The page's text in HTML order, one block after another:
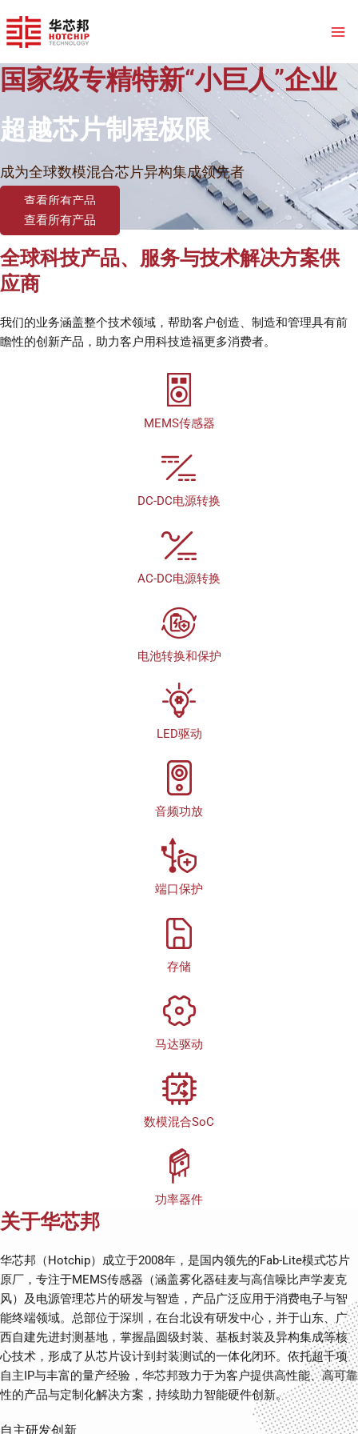
至
内
容国家级专精特新“小巨人”企业
超越芯片制程极限
成为全球数模混合芯片异构集成领先者
查看所有产品
查看所有产品
全球科技产品、服务与技术解决方案供
应商
我们的业务涵盖整个技术领域，帮助客户创造、制造和管理具有前
瞻性的创新产品，助力客户用科技造福更多消费者。
MEMS传感器
DC-DC电源转换
AC-DC电源转换
电池转换和保护
LED驱动
音频功放
端口保护
存储
马达驱动
数模混合SoC
功率器件
关于华芯邦
华芯邦（Hotchip）成立于2008年，是国内领先的Fab-Lite模式芯片
原厂，专注于MEMS传感器（涵盖雾化器硅麦与高信噪比声学麦克
风）及电源管理芯片的研发与智造，产品广泛应用于消费电子与智
能终端领域。总部位于深圳，在台北设有研发中心，并于山东、广
西自建先进封测基地，掌握晶圆级封装、基板封装及异构集成等核
心技术，形成了从芯片设计到封装测试的一体化闭环。依托超千项
自主IP与丰富的量产经验，华芯邦致力于为客户提供高性能、高可靠
性的产品与定制化解决方案，持续助力智能硬件创新。
自主研发创新